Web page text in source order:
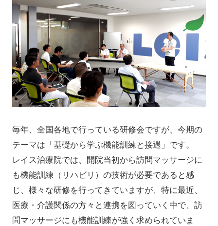
毎年、全国各地で行っている研修会ですが、今期の
テーマは「基礎から学ぶ機能訓練と接遇」です。
レイス治療院では、開院当初から訪問マッサージに
も機能訓練（リハビリ）の技術が必要であると感
じ、様々な研修を行ってきていますが、特に最近、
医療・介護関係の方々と連携を図っていく中で、訪
問マッサージにも機能訓練が強く求められていま